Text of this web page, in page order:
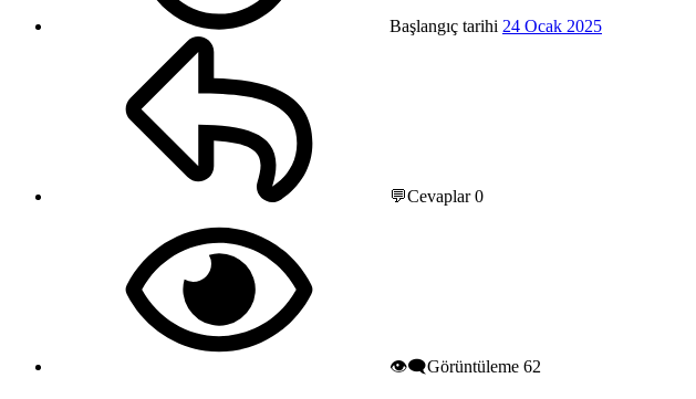
Başlangıç tarihi 24 Ocak 2025
💬Cevaplar0
👁️‍🗨️Görüntüleme 62